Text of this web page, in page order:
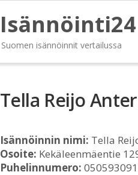
Isännöinti24
Suomen isännöinnit vertailussa
Tella Reijo
Isännöinnin nimi: Tella
Osoite: Kekäleenmäentie
Puhelinnumero: